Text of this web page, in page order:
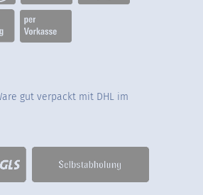
gut verpackt mit DHL im